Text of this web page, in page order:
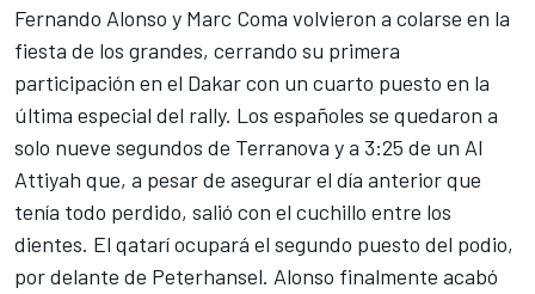
Fernando Alonso y Marc Coma volvieron a colarse en la
fiesta de los grandes, cerrando su primera
participación en el Dakar con un cuarto puesto en la
última especial del rally. Los españoles se quedaron a
solo nueve segundos de Terranova y a 3:25 de un Al
Attiyah que, a pesar de asegurar el día anterior que
tenía todo perdido, salió con el cuchillo entre los
dientes. El qatarí ocupará el segundo puesto del podio,
por delante de Peterhansel. Alonso finalmente acabó